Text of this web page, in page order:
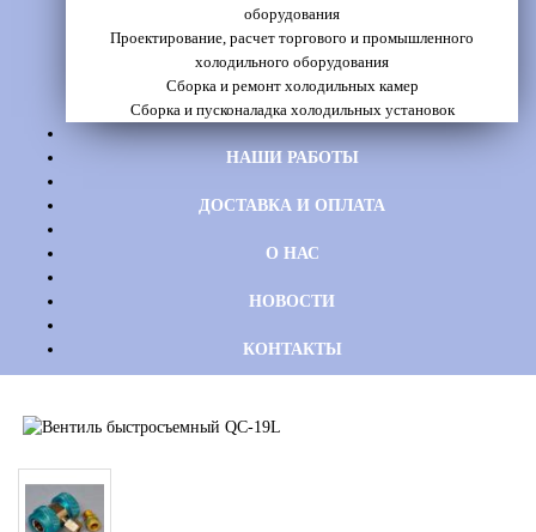
оборудования
Проектирование, расчет торгового и промышленного
холодильного оборудования
Сборка и ремонт холодильных камер
Сборка и пусконаладка холодильных установок
НАШИ РАБОТЫ
ДОСТАВКА И ОПЛАТА
О НАС
НОВОСТИ
КОНТАКТЫ